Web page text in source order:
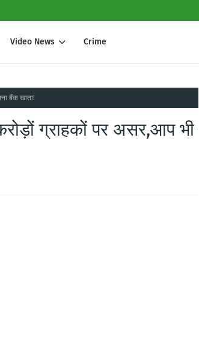
Video News Crime
बैंक खाता!
ग्राहकों पर असर,आप भी